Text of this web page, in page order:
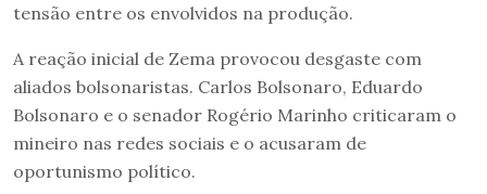
tensão entre os envolvidos na produção.
A reação inicial de Zema provocou desgaste com
aliados bolsonaristas. Carlos Bolsonaro, Eduardo
Bolsonaro e o senador Rogério Marinho criticaram o
mineiro nas redes sociais e o acusaram de
oportunismo político.